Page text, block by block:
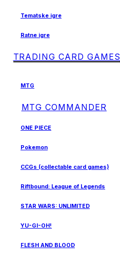
Tematske igre
Ratne igre
TRADING CARD GAMES
MTG
MTG COMMANDER
ONE PIECE
Pokemon
CCGs (collectable card games)
Riftbound: League of Legends
STAR WARS: UNLIMITED
YU-GI-OH!
FLESH AND BLOOD